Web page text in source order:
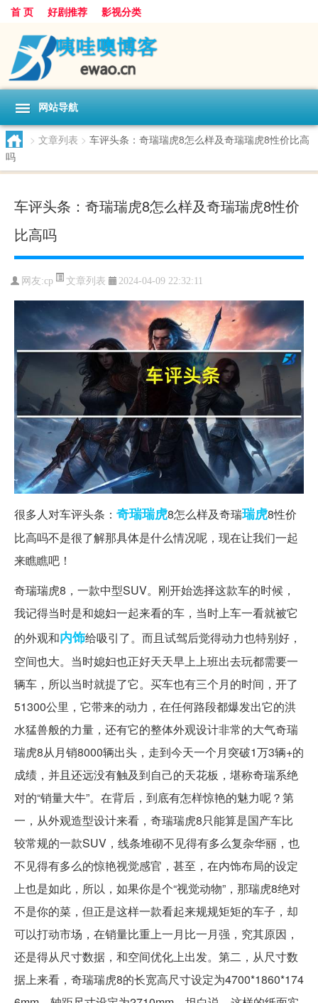
首 页 好剧推荐 影视分类
网站导航
> 文章列表 > 车评头条：奇瑞瑞虎8怎么样及奇瑞瑞虎8性价比高
吗
车评头条：奇瑞瑞虎8怎么样及奇瑞瑞虎8性价
比高吗
网友:cp 文章列表 2024-04-09 22:32:11
很多人对车评头条： 奇瑞瑞虎8怎么样及奇瑞瑞虎8性价
比高吗不是很了解那具体是什么情况呢，现在让我们一起
来瞧瞧吧！
奇瑞瑞虎8，一款中型SUV。刚开始选择这款车的时候，
我记得当时是和媳妇一起来看的车，当时上车一看就被它
的外观和内饰给吸引了。而且试驾后觉得动力也特别好，
空间也大。当时媳妇也正好天天早上上班出去玩都需要一
辆车，所以当时就提了它。买车也有三个月的时间，开了
51300公里，它带来的动力，在任何路段都爆发出它的洪
水猛兽般的力量，还有它的整体外观设计非常的大气奇瑞
瑞虎8从月销8000辆出头，走到今天一个月突破1万3辆+的
成绩，并且还远没有触及到自己的天花板，堪称奇瑞系绝
对的“销量大牛”。在背后，到底有怎样惊艳的魅力呢？第
一，从外观造型设计来看，奇瑞瑞虎8只能算是国产车比
较常规的一款SUV，线条堆砌不见得有多么复杂华丽，也
不见得有多么的惊艳视觉感官，甚至，在内饰布局的设定
上也是如此，所以，如果你是个“视觉动物”，那瑞虎8绝对
不是你的菜，但正是这样一款看起来规规矩矩的车子，却
可以打动市场，在销量比重上一月比一月强，究其原因，
还是得从尺寸数据，和空间优化上出发。第二，从尺寸数
据上来看，奇瑞瑞虎8的长宽高尺寸设定为4700*1860*174